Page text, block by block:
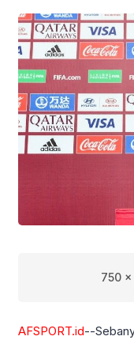
750 x
AFSPORT.id--